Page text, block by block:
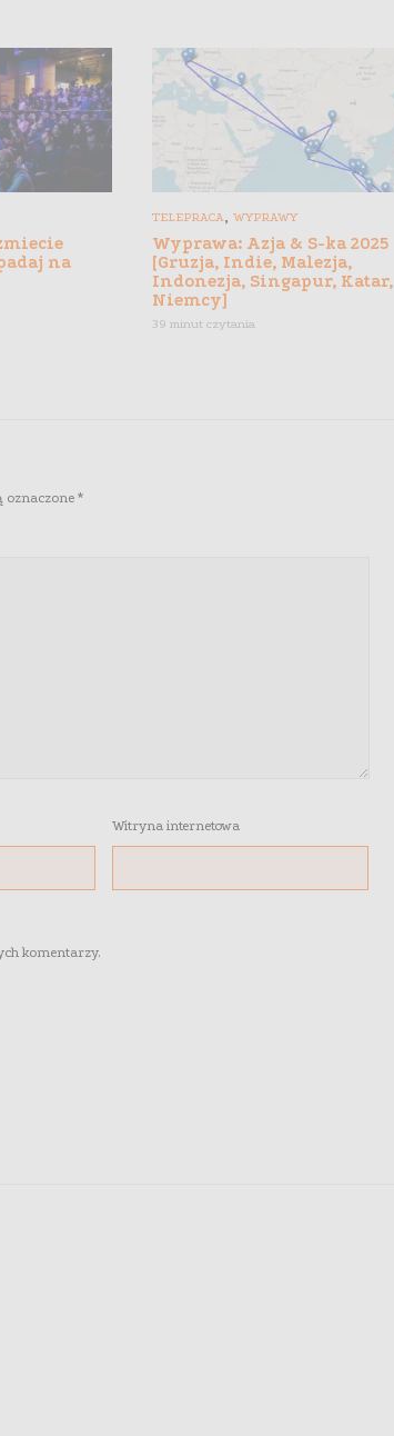
na
TELEPRACA,WYPRAWY
Wyprawa: Azja & S-ka 2025
[Gruzja, Indie, Malezja,
Indonezja, Singapur, Katar,
Niemcy]
39 minut czytania
oznaczone *
Witryna internetowa
komentarzy.